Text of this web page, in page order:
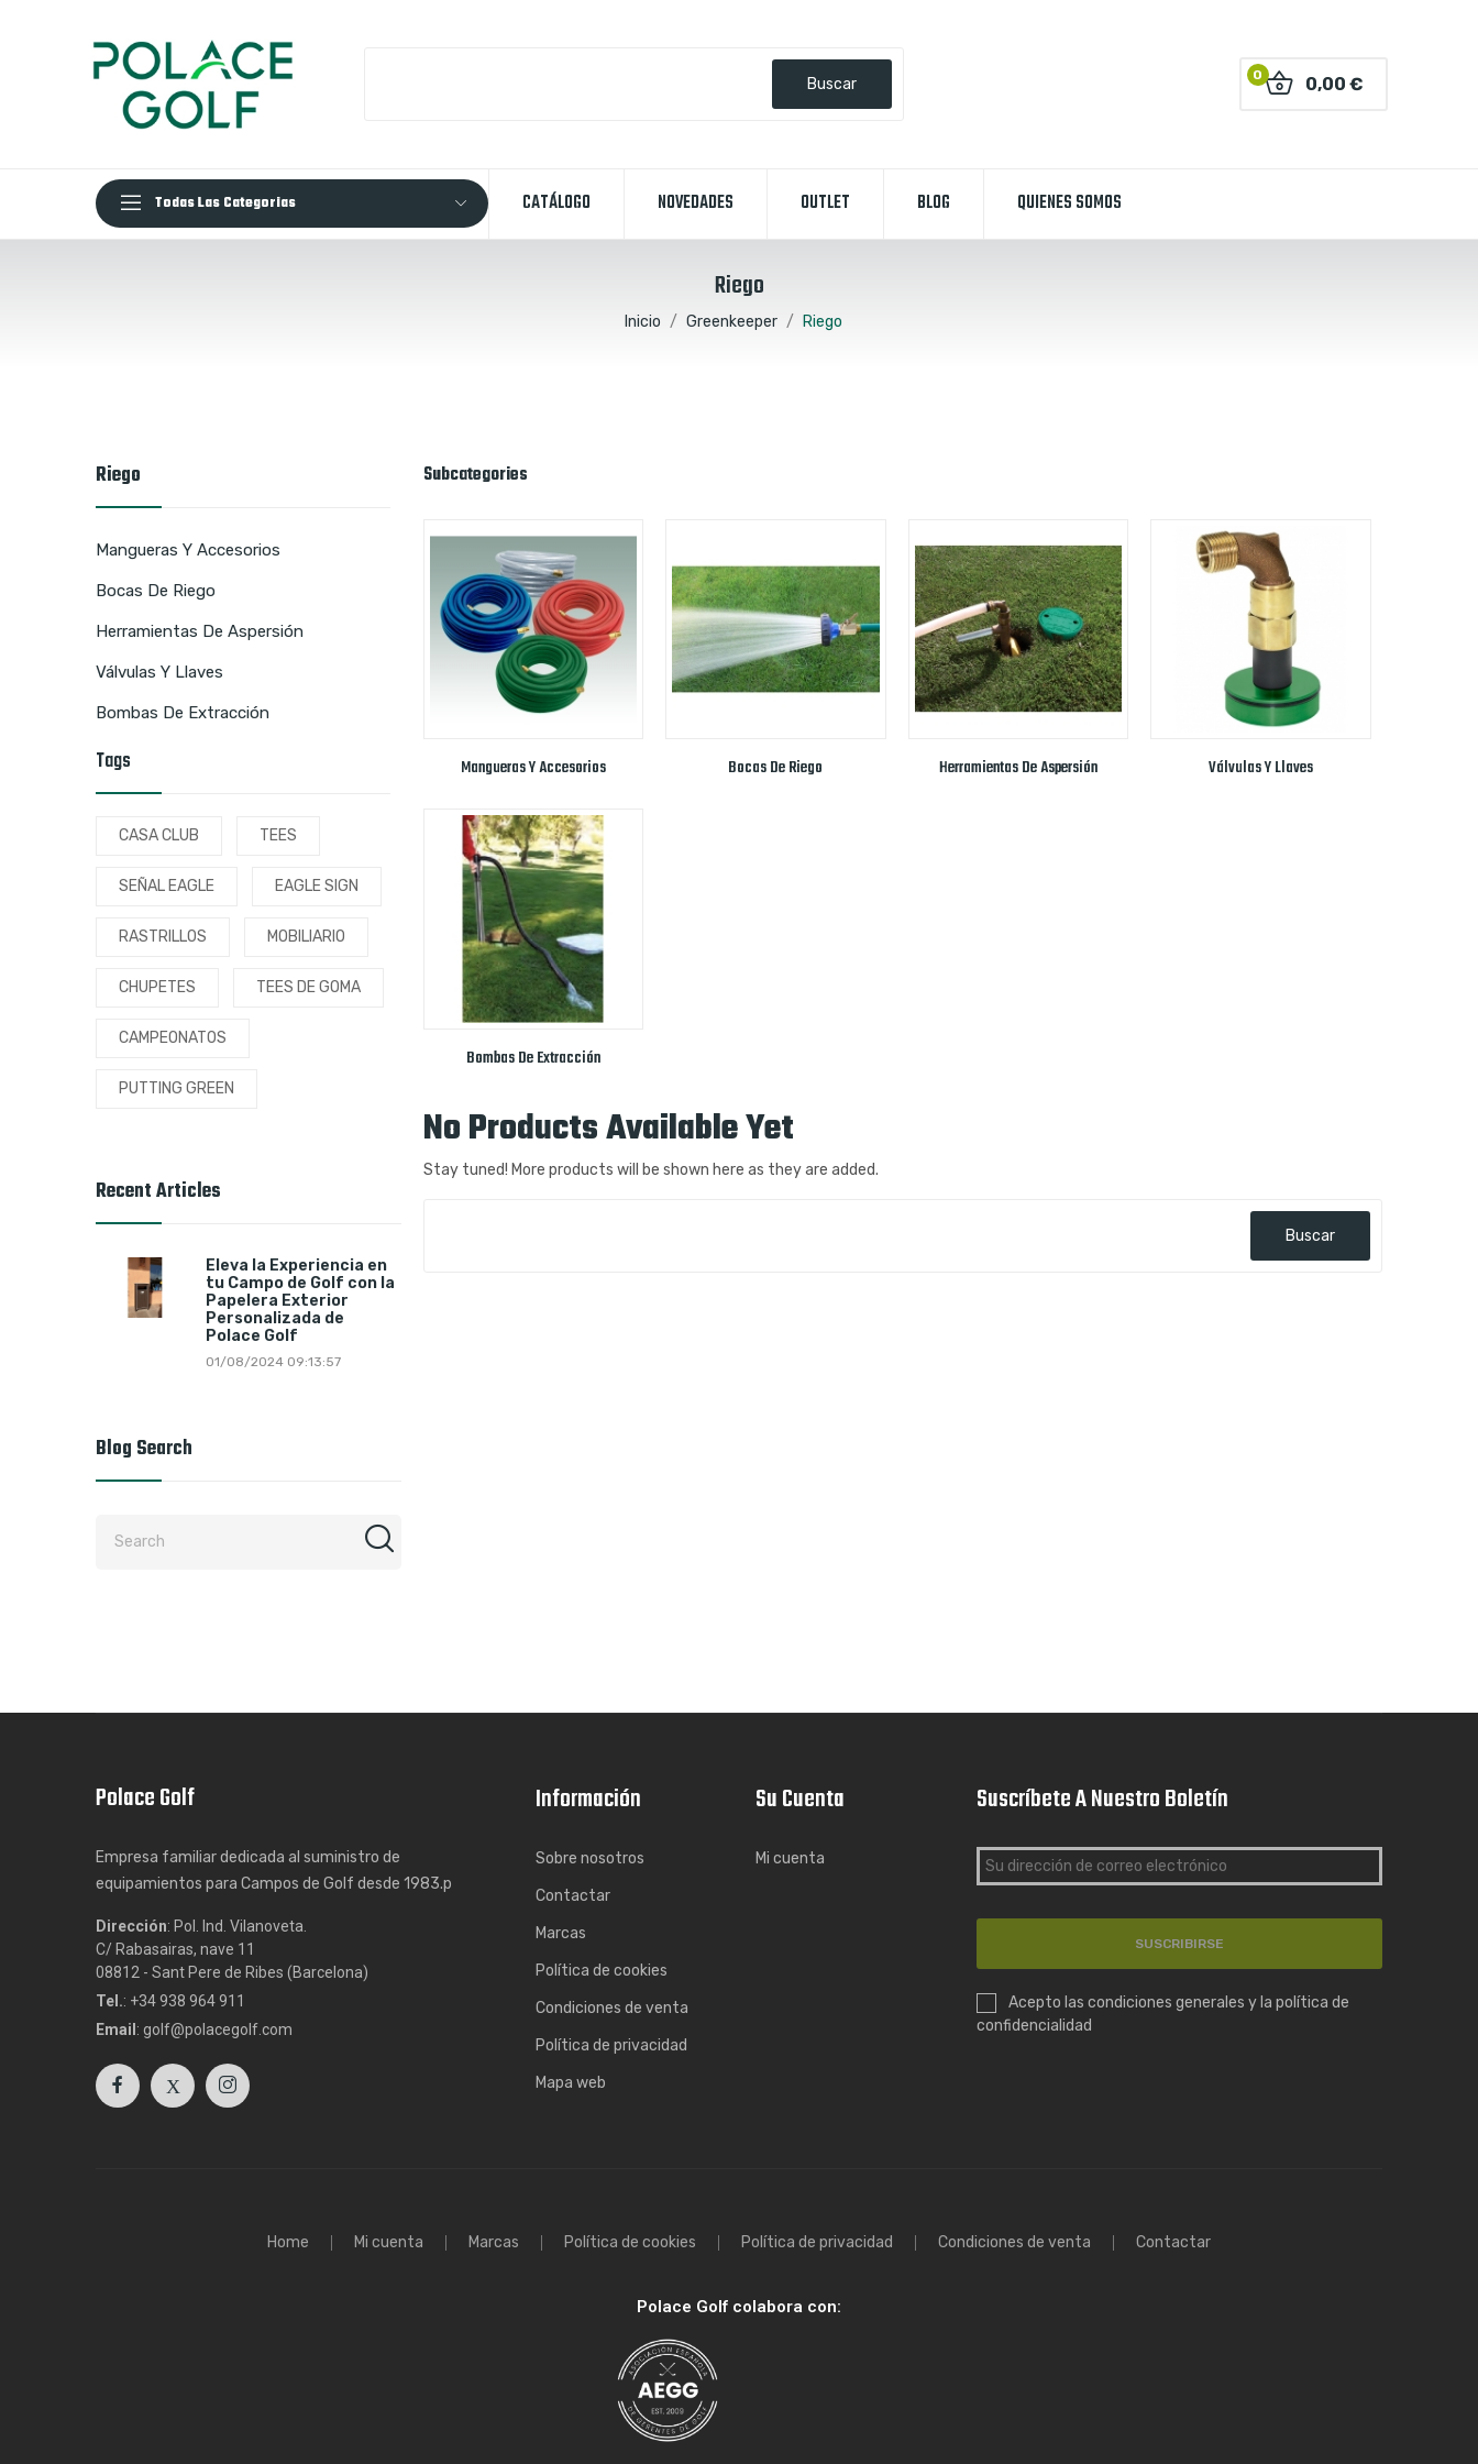
Buscar 0,00 €
0
Todas Las Categorias CATÁLOGO NOVEDADES OUTLET BLOG QUIENES SOMOS
Riego
Inicio Greenkeeper Riego
Riego
Mangueras Y Accesorios
Bocas De Riego
Herramientas De Aspersión
Válvulas Y Llaves
Bombas De Extracción
Tags
CASA CLUB TEES
SEÑAL EAGLE EAGLE SIGN
RASTRILLOS MOBILIARIO
CHUPETES TEES DE GOMA
CAMPEONATOS
PUTTING GREEN
Recent Articles
Eleva la Experiencia en
tu Campo de Golf con la
Papelera Exterior
Personalizada de
Polace Golf
01/08/2024 09:13:57
Blog Search
Subcategories
Mangueras Y Accesorios Bocas De Riego Herramientas De Aspersión Válvulas Y Llaves
Bombas De Extracción
No Products Available Yet
Stay tuned! More products will be shown here as they are added.
Buscar
Polace Golf
Empresa familiar dedicada al suministro de
equipamientos para Campos de Golf desde 1983.p
Dirección: Pol. Ind. Vilanoveta.
C/ Rabasairas, nave 11
08812 - Sant Pere de Ribes (Barcelona)
Tel.: +34 938 964 911
Email : golf@polacegolf.com
Información
Sobre nosotros
Contactar
Marcas
Política de cookies
Condiciones de venta
Política de privacidad
Mapa web
Su Cuenta
Mi cuenta
Suscríbete A Nuestro Boletín
SUSCRIBIRSE
Acepto las condiciones generales y la política de
confidencialidad
Home Mi cuenta Marcas Política de cookies Política de privacidad Condiciones de venta Contactar
Polace Golf colabora con: